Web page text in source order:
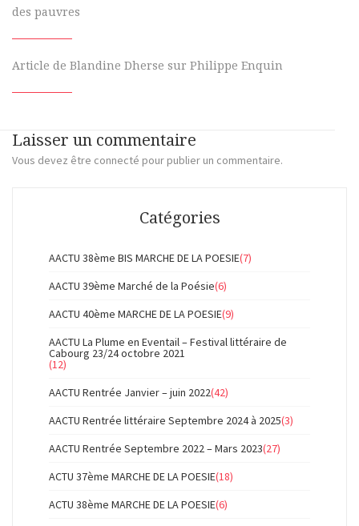
des pauvres
Article de Blandine Dherse sur Philippe Enquin
Laisser un commentaire
Vous devez être connecté pour publier un commentaire.
Catégories
AACTU 38ème BIS MARCHE DE LA POESIE(7)
AACTU 39ème Marché de la Poésie(6)
AACTU 40ème MARCHE DE LA POESIE(9)
AACTU La Plume en Eventail – Festival littéraire de
Cabourg 23/24 octobre 2021
(12)
AACTU Rentrée Janvier – juin 2022(42)
AACTU Rentrée littéraire Septembre 2024 à 2025(3)
AACTU Rentrée Septembre 2022 – Mars 2023(27)
ACTU 37ème MARCHE DE LA POESIE(18)
ACTU 38ème MARCHE DE LA POESIE(6)